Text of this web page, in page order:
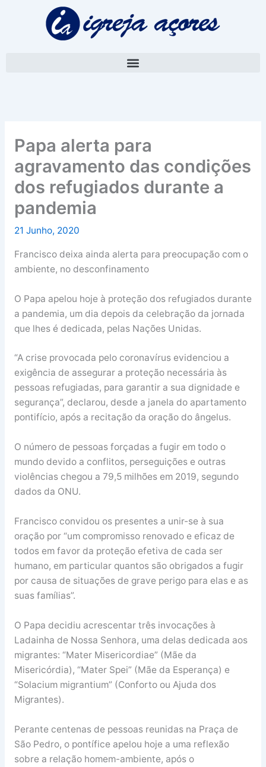
Papa alerta para
agravamento das condições
dos refugiados durante a
pandemia
21 Junho, 2020
Francisco deixa ainda alerta para preocupação com o
ambiente, no desconfinamento
O Papa apelou hoje à proteção dos refugiados durante
a pandemia, um dia depois da celebração da jornada
que lhes é dedicada, pelas Nações Unidas.
“A crise provocada pelo coronavírus evidenciou a
exigência de assegurar a proteção necessária às
pessoas refugiadas, para garantir a sua dignidade e
segurança”, declarou, desde a janela do apartamento
pontifício, após a recitação da oração do ângelus.
O número de pessoas forçadas a fugir em todo o
mundo devido a conflitos, perseguições e outras
violências chegou a 79,5 milhões em 2019, segundo
dados da ONU.
Francisco convidou os presentes a unir-se à sua
oração por “um compromisso renovado e eficaz de
todos em favor da proteção efetiva de cada ser
humano, em particular quantos são obrigados a fugir
por causa de situações de grave perigo para elas e as
suas famílias”.
O Papa decidiu acrescentar três invocações à
Ladainha de Nossa Senhora, uma delas dedicada aos
migrantes: “Mater Misericordiae” (Mãe da
Misericórdia), “Mater Spei” (Mãe da Esperança) e
“Solacium migrantium” (Conforto ou Ajuda dos
Migrantes).
Perante centenas de pessoas reunidas na Praça de
São Pedro, o pontífice apelou hoje a uma reflexão
sobre a relação homem-ambiente, após o